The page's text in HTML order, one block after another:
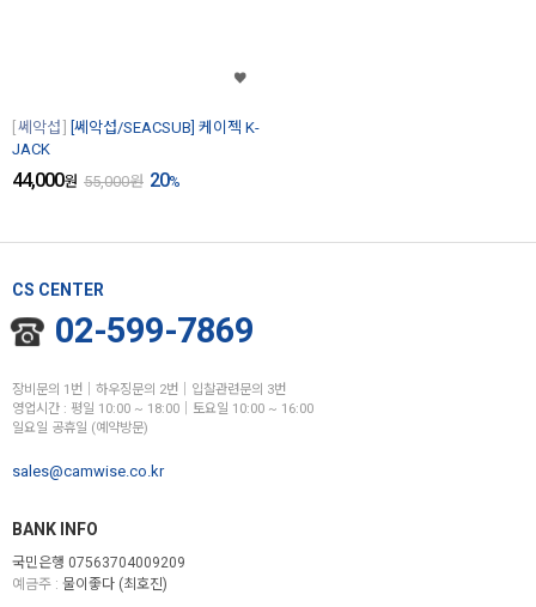
쎄악섭
[쎄악섭/SEACSUB] 케이젝 K-
JACK
44,000원 55,000원 20%
CS CENTER
02-599-7869
장비문의 1번│하우징문의 2번│입찰관련문의 3번
영업시간 : 평일 10:00 ~ 18:00│토요일 10:00 ~ 16:00
일요일 공휴일 (예약방문)
sales@camwise.co.kr
BANK INFO
국민은행 07563704009209
예금주 : 물이좋다 (최호진)